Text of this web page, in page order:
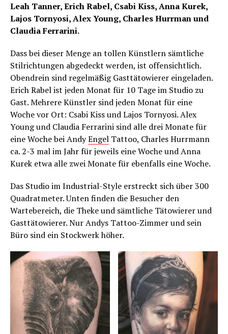
Leah Tanner, Erich Rabel, Csabi Kiss, Anna Kurek,
Lajos Tornyosi, Alex Young, Charles Hurrman und
Claudia Ferrarini.
Dass bei dieser Menge an tollen Künstlern sämtliche
Stilrichtungen abgedeckt werden, ist offensichtlich.
Obendrein sind regelmäßig Gasttätowierer eingeladen.
Erich Rabel ist jeden Monat für 10 Tage im Studio zu
Gast. Mehrere Künstler sind jeden Monat für eine
Woche vor Ort: Csabi Kiss und Lajos Tornyosi. Alex
Young und Claudia Ferrarini sind alle drei Monate für
eine Woche bei AndyEngel Tattoo, Charles Hurrmann
ca. 2-3 mal im Jahr für jeweils eine Woche und Anna
Kurek etwa alle zwei Monate für ebenfalls eine Woche.
Das Studio im Industrial-Style erstreckt sich über 300
Quadratmeter. Unten finden die Besucher den
Wartebereich, die Theke und sämtliche Tätowierer und
Gasttätowierer. Nur Andys Tattoo-Zimmer und sein
Büro sind ein Stockwerk höher.